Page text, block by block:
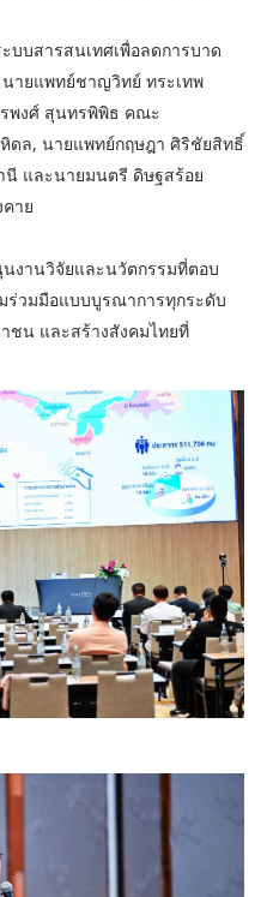
บบสารสนเทศเพื่อลดการบาด
นายแพทย์ชาญวิทย์ ทระเทพ
พงศ์ สุนทรพิพิธ คณะ
ดล, นายแพทย์กฤษฎา ศิริชัยสิทธิ์
นี และนายมนตรี ดิษฐสร้อย
คาย
งานวิจัยและนวัตกรรมที่ตอบ
ร่วมมือแบบบูรณาการทุกระดับ
ชน และสร้างสังคมไทยที่